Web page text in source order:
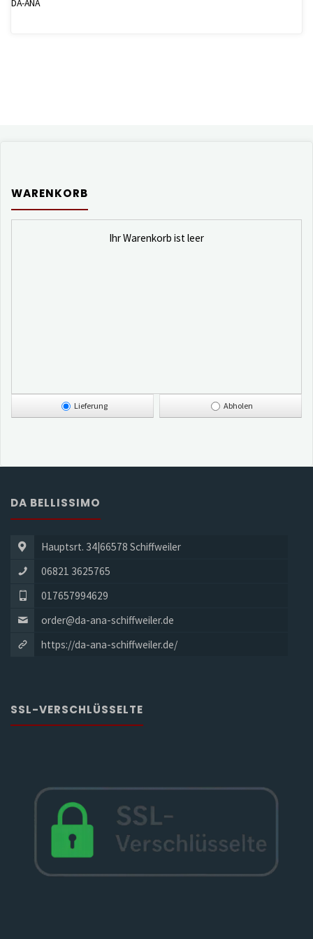
DA-ANA
WARENKORB
Ihr Warenkorb ist leer
Lieferung Abholen
DA BELLISSIMO
Hauptsrt. 34|66578 Schiffweiler
06821 3625765
017657994629
order@da-ana-schiffweiler.de
https://da-ana-schiffweiler.de/
SSL-VERSCHLÜSSELTE